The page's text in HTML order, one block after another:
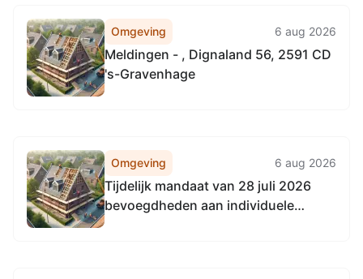
Omgeving 6 aug 2026
Meldingen - , Dignaland 56, 2591 CD
's-Gravenhage
Omgeving 6 aug 2026
Tijdelijk mandaat van 28 juli 2026
bevoegdheden aan individuele